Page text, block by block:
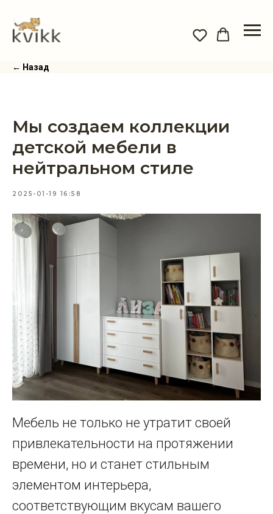
← Назад
Мы создаем коллекции
детской мебели в
нейтральном стиле
2025-01-19 16:58
Мебель не только не утратит своей
привлекательности на протяжении
времени, но и станет стильным
элементом интерьера,
соответствующим вкусам вашего